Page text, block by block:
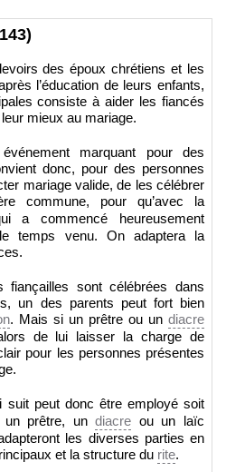
des époux chrétiens et les
l’éducation de leurs enfants,
consiste à aider les fiancés
mieux au mariage.
marquant pour des
donc, pour des personnes
mariage valide, de les célébrer
commune, pour qu’avec la
a commencé heureusement
le temps venu. On adaptera la
fiançailles sont célébrées dans
un des parents peut fort bien
. Mais si un prêtre ou un diacre
de lui laisser la charge de
pour les personnes présentes
suit peut donc être employé soit
un prêtre, undiacre ou un laïc
les diverses parties en
et la structure du rite.